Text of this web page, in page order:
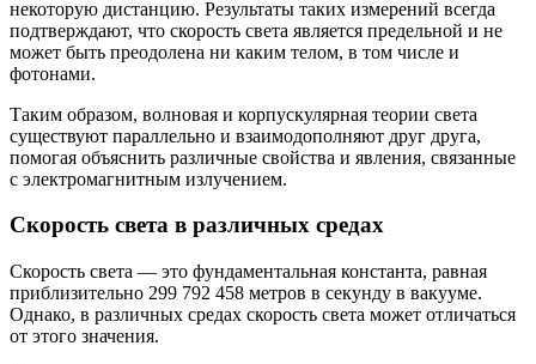
некоторую дистанцию. Результаты таких измерений всегда
подтверждают, что скорость света является предельной и не
может быть преодолена ни каким телом, в том числе и
фотонами.
Таким образом, волновая и корпускулярная теории света
существуют параллельно и взаимодополняют друг друга,
помогая объяснить различные свойства и явления, связанные
с электромагнитным излучением.
Скорость света в различных средах
Скорость света — это фундаментальная константа, равная
приблизительно 299 792 458 метров в секунду в вакууме.
Однако, в различных средах скорость света может отличаться
от этого значения.